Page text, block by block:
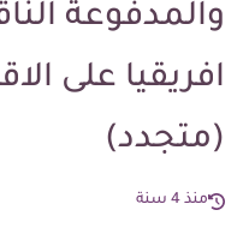
والمدفوعة
افريقيا على
(متجدد)
منذ 4 سنة